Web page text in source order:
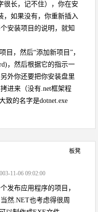
很长，记不住），你在安
，如果没有，你重新插入
安装项目的说明，就知
，然后“添加新项目”，
，然后根据它的指示一
外你还要把你安装盘里
进来（没有.net框架程
致的名字是dotnet.exe
板凳
11-06 09:02:00
发布应用程序的项目，
然.NET也考虑得很周